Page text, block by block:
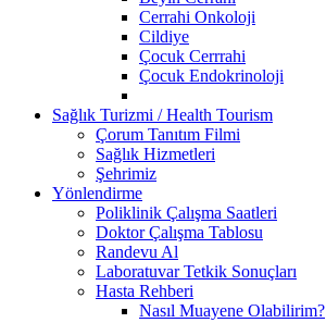
Cerrahi Onkoloji
Cildiye
Çocuk Cerrrahi
Çocuk Endokrinoloji
Sağlık Turizmi / Health Tourism
Çorum Tanıtım Filmi
Sağlık Hizmetleri
Şehrimiz
Yönlendirme
Poliklinik Çalışma Saatleri
Doktor Çalışma Tablosu
Randevu Al
Laboratuvar Tetkik Sonuçları
Hasta Rehberi
Nasıl Muayene Olabilirim?